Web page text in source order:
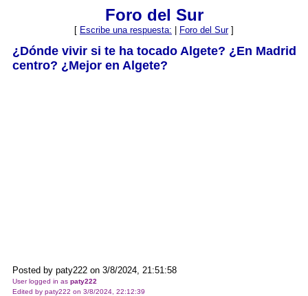
Foro del Sur
[ Escribe una respuesta: Foro del Sur]
¿Dónde vivir si te ha tocado Algete? ¿En Madrid
centro? ¿Mejor en Algete?
Posted by paty222 on 3/8/2024, 21:51:58
User logged in as paty222
Edited by paty222 on 3/8/2024, 22:12:39